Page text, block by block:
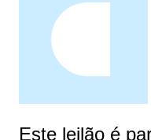
Este leilão é